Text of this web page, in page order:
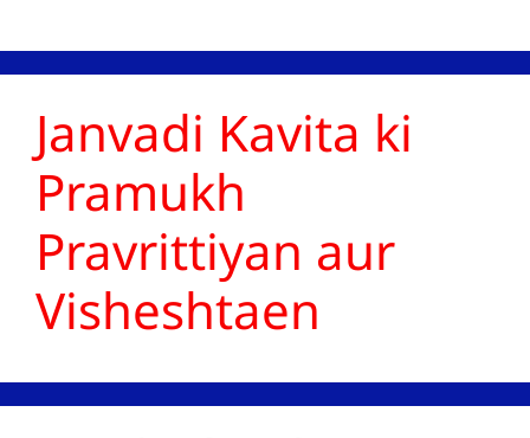
Janvadi Kavita ki
Pramukh
Pravrittiyan aur
Visheshtaen